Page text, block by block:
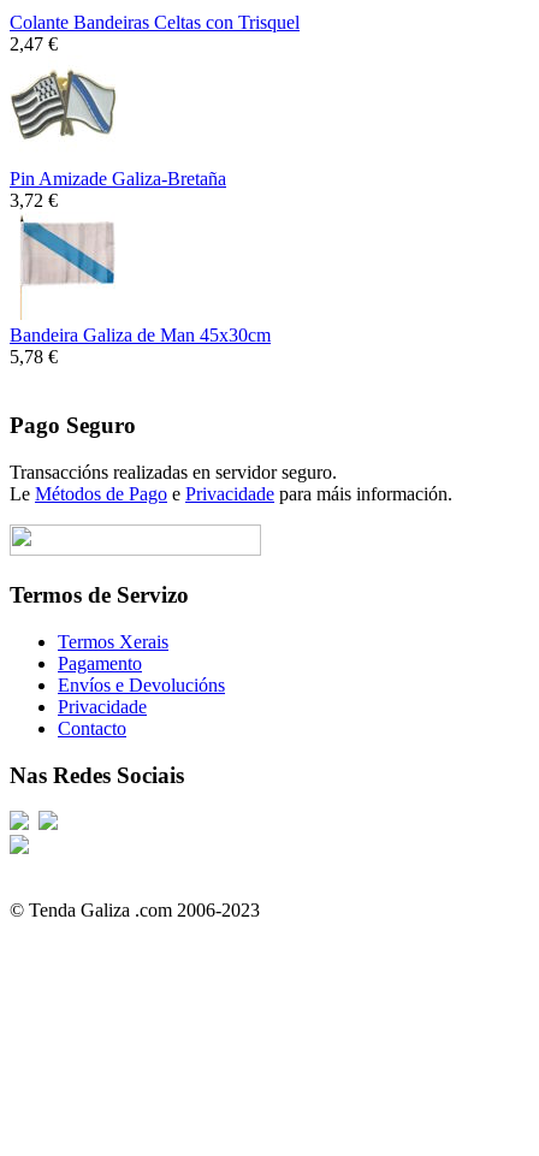
Colante Bandeiras Celtas con Trisquel
2,47 €
Pin Amizade Galiza-Bretaña
3,72 €
Bandeira Galiza de Man 45x30cm
5,78 €
Pago Seguro
Transaccións realizadas en servidor seguro.
Le Métodos de Pago e Privacidade para máis información.
Termos de Servizo
Termos Xerais
Pagamento
Envíos e Devolucións
Privacidade
Contacto
Nas Redes Sociais
© Tenda Galiza .com 2006-2023